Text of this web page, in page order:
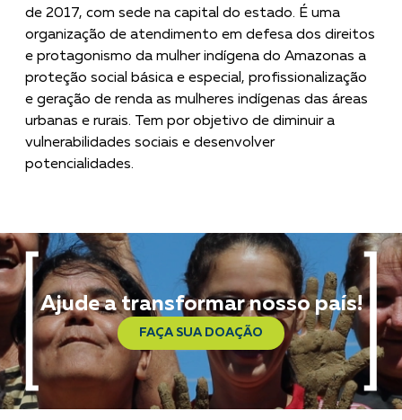
de 2017, com sede na capital do estado. É uma
organização de atendimento em defesa dos direitos
e protagonismo da mulher indígena do Amazonas a
proteção social básica e especial, profissionalização
e geração de renda as mulheres indígenas das áreas
urbanas e rurais. Tem por objetivo de diminuir a
vulnerabilidades sociais e desenvolver
potencialidades.
Ajude a transformar nosso país!
FAÇA SUA DOAÇÃO